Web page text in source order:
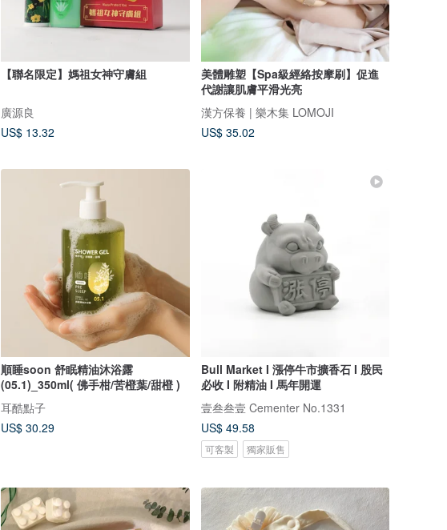
【聯名限定】媽祖女神守膚組
廣源良
US$ 13.32
美體雕塑【Spa級經絡按摩刷】促進
代謝讓肌膚平滑光亮
漢方保養 | 樂木集 LOMOJI
US$ 35.02
順睡soon 舒眠精油沐浴露
(05.1)_350ml( 佛手柑/苦橙葉/甜橙 )
耳酷點子
US$ 30.29
Bull Market I 漲停牛市擴香石 I 股民
必收 I 附精油 I 馬年開運
壹叁叁壹 Cementer No.1331
US$ 49.58
可客製 獨家販售